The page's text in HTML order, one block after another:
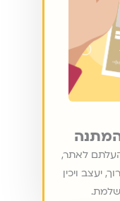
לאתר,
יעצב ויכין